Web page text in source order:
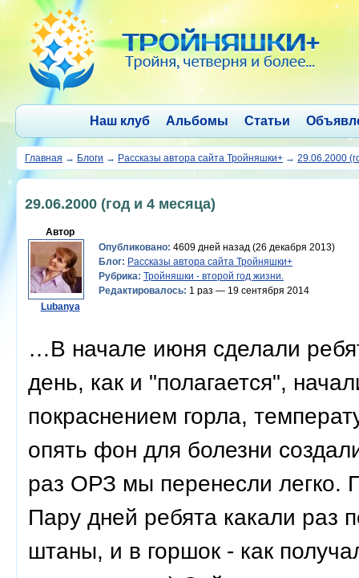
Наш клуб Альбомы Статьи
Главная → Блоги → Рассказы автора сайта Тройняшки+ → 29.06.2000
29.06.2000 (год и 4 месяца)
Автор
Lubanya
Опубликовано: 4609 дней назад (26 декабря 2013)
Блог: Рассказы автора сайта Тройняшки+
Рубрика: Тройняшки - второй год жизни.
Редактировалось: 1 раз — 19 сентября 2014
…В начале июня сделали
день, как и "полагается",
покраснением горла,
опять фон для болезни
раз ОРЗ мы перенесли легко.
Пару дней ребята какали раз
штаны, и в горшок - как